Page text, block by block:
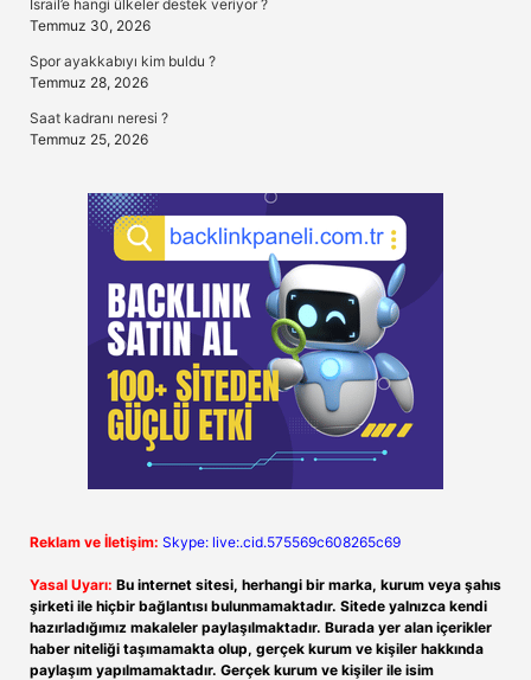
İsrail’e hangi ülkeler destek veriyor ?
Temmuz 30, 2026
Spor ayakkabıyı kim buldu ?
Temmuz 28, 2026
Saat kadranı neresi ?
Temmuz 25, 2026
Reklam ve İletişim: Skype: live:.cid.575569c608265c69
Yasal Uyarı: Bu internet sitesi, herhangi bir marka, kurum veya şahıs
şirketi ile hiçbir bağlantısı bulunmamaktadır. Sitede yalnızca kendi
hazırladığımız makaleler paylaşılmaktadır. Burada yer alan içerikler
haber niteliği taşımamakta olup, gerçek kurum ve kişiler hakkında
paylaşım yapılmamaktadır. Gerçek kurum ve kişiler ile isim